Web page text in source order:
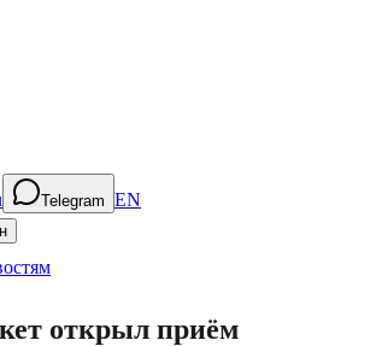
Telegram EN
открыл приём